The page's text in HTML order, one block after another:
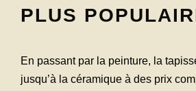
PLUS
En passant par la peinture, la
jusqu’à la céramique à des prix